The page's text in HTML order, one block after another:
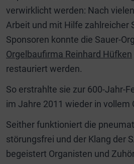
verwirklicht werden: Nach
Arbeit und mit Hilfe zahlreicher
Sponsoren konnte die Sauer-
Orgelbaufirma Reinhard Hüfken
restauriert werden.
So erstrahlte sie zur 600-Jahr-
im Jahre 2011 wieder in vollem
Seither funktioniert die
störungsfrei und der Klang der
begeistert Organisten und